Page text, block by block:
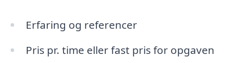
Erfaring og referencer
Pris pr. time eller fast pris for opgaven